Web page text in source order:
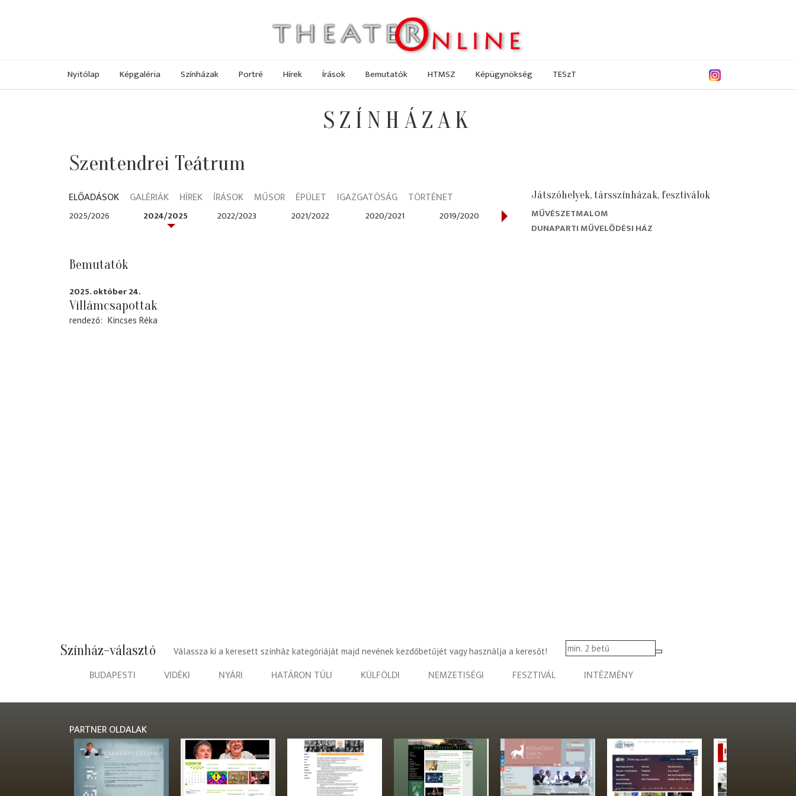
Nyitólap Képgaléria Színházak Portré Hírek Írások Bemutatók HTMSZ Képügynökség TESzT
SZÍNHÁZAK
Szentendrei Teátrum
ELŐADÁSOK GALÉRIÁK HÍREK ÍRÁSOK MŰSOR ÉPÜLET IGAZGATÓSÁG TÖRTÉNET
2025/2026 2024/2025 2022/2023 2021/2022 2020/2021 2019/2020 2018/2019 2017/2018
Bemutatók
2025. október 24.
Villámcsapottak
rendező Kincses Réka
Játszóhelyek, társszínházak, fesztiválok
MŰVÉSZETMALOM
DUNAPARTI MŰVELŐDÉSI HÁZ
Színház-választó Válassza ki a keresett színház kategóriáját majd nevének kezdőbetűjét vagy használja a keresőt!
BUDAPESTI VIDÉKI NYÁRI HATÁRON TÚLI KÜLFÖLDI NEMZETISÉGI FESZTIVÁL INTÉZMÉNY
PARTNER OLDALAK